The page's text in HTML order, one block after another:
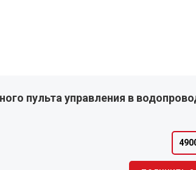
пульта управления в